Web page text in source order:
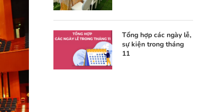
Tổng hợp các ngày lễ,
sự kiện trong tháng
11